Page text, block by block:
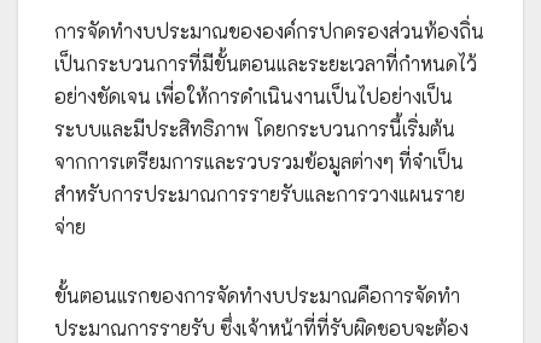
การจัดทำงบประมาณขององค์กรปกครองส่วนท้องถิ่น
เป็นกระบวนการที่มีขั้นตอนและระยะเวลาที่กำหนดไว้
อย่างชัดเจน เพื่อให้การดำเนินงานเป็นไปอย่างเป็น
ระบบและมีประสิทธิภาพ โดยกระบวนการนี้เริ่มต้น
จากการเตรียมการและรวบรวมข้อมูลต่างๆ ที่จำเป็น
สำหรับการประมาณการรายรับและการวางแผนราย
จ่าย
ขั้นตอนแรกของการจัดทำงบประมาณคือการจัดทำ
ประมาณการรายรับ ซึ่งเจ้าหน้าที่ที่รับผิดชอบจะต้อง